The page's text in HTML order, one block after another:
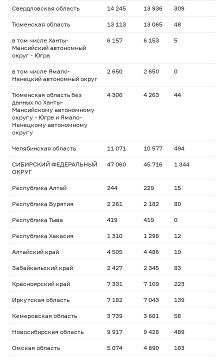
Свердловская область 14 245 13 936 309
Тюменская область 13 113 13 065 48
в том числе Ханты-
Мансийский автономный
округ - Югра
6 157 6 153 5
в том числе Ямало-
Ненецкий автономный округ
2 650 2 650 0
Тюменская область без
данных по Ханты-
Мансийскому автономному
округу - Югре и Ямало-
Ненецкому автономному
округу
4 306 4 263 44
Челябинская область 11 071 10 577 494
СИБИРСКИЙ ФЕДЕРАЛЬНЫЙ
ОКРУГ
47 060 45 716 1 344
Республика Алтай 244 229 15
Республика Бурятия 2 261 2 182 80
Республика Тыва 419 419 0
Республика Хакасия 1 310 1 298 12
Алтайский край 4 505 4 486 19
Забайкальский край 2 427 2 345 83
Красноярский край 7 331 7 109 223
Иркутская область 7 182 7 043 139
Кемеровская область 3 739 3 681 58
Новосибирская область 9 917 9 428 489
Омская область 5 074 4 890 183